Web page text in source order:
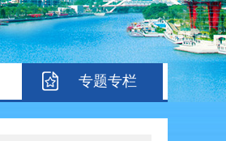
专题专栏